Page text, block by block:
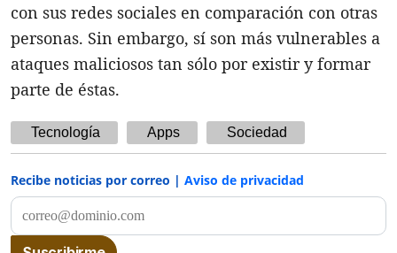
con sus redes sociales en comparación con otras
personas. Sin embargo, sí son más vulnerables a
ataques maliciosos tan sólo por existir y formar
parte de éstas.
Tecnología Apps Sociedad
Recibe noticias por correo | Aviso de privacidad